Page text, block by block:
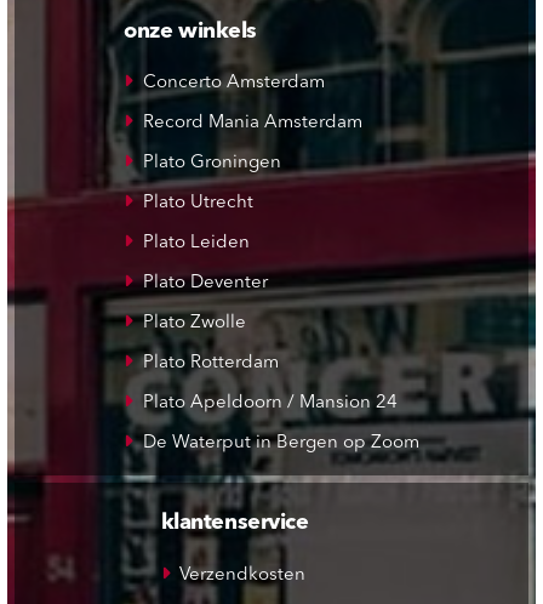
onze winkels
Concerto Amsterdam
Record Mania Amsterdam
Plato Groningen
Plato Utrecht
Plato Leiden
Plato Deventer
Plato Zwolle
Plato Rotterdam
Plato Apeldoorn / Mansion 24
De Waterput in Bergen op Zoom
klantenservice
Verzendkosten